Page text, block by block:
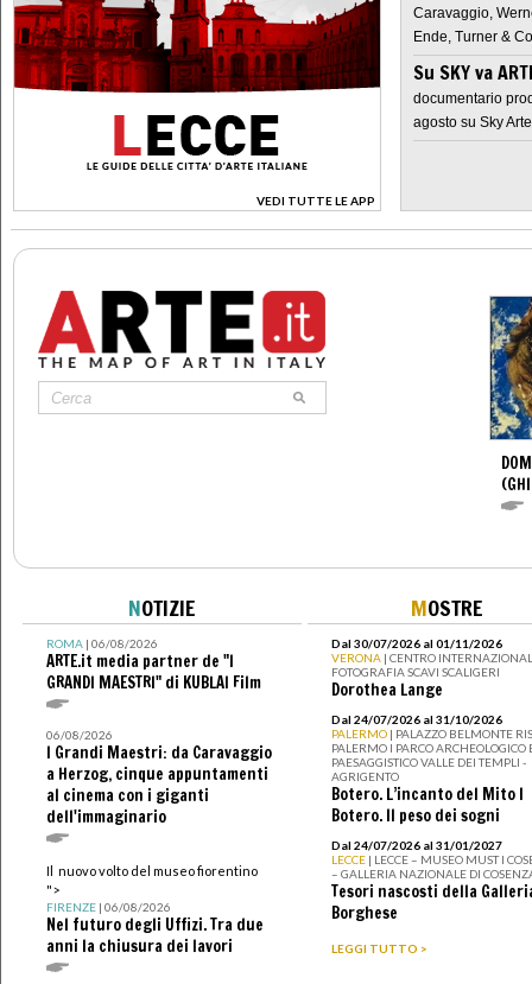
VEDI TUTTE LE APP
>
Caravaggio,
Ende, Turner &
Su SKY va
documentario
agosto su Sky Arte
NOTIZIE
ROMA| 06/08/2026
ARTE.it media partner de "I
GRANDI MAESTRI" di KUBLAI Film
06/08/2026
I Grandi Maestri: da Caravaggio
a Herzog, cinque appuntamenti
al cinema con i giganti
dell'immaginario
Il nuovo volto del museo fiorentino
">
FIRENZE| 06/08/2026
Nel futuro degli Uffizi. Tra due
anni la chiusura dei lavori
MOSTRE
Dal 30/07/2026 al 01/11/2026
VERONA | CENTRO
FOTOGRAFIA SCAVI SCALIGERI
Dorothea Lange
Dal 24/07/2026 al 31/10/2026
PALERMO | PALAZZO BELMONTE
PALERMO I PARCO ARCHEOLOGICO
PAESAGGISTICO VALLE DEI TEMPLI -
AGRIGENTO
Botero. L’incanto del Mito I
Botero. Il peso dei sogni
Dal 24/07/2026 al 31/01/2027
LECCE | LECCE – MUSEO MUST I
– GALLERIA NAZIONALE DI
Tesori nascosti della
Borghese
LEGGI TUTTO >